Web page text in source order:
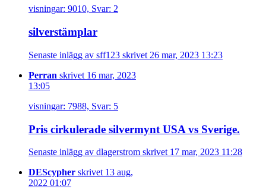
visningar: 9010, Svar: 2
silverstämplar
Senaste inlägg av sff123 skrivet 26 mar, 2023 13:23
Perran skrivet 16 mar, 2023
13:05
visningar: 7988, Svar: 5
Pris cirkulerade silvermynt USA vs Sverige.
Senaste inlägg av dlagerstrom skrivet 17 mar, 2023 11:28
DEScypher skrivet 13 aug,
2022 01:07